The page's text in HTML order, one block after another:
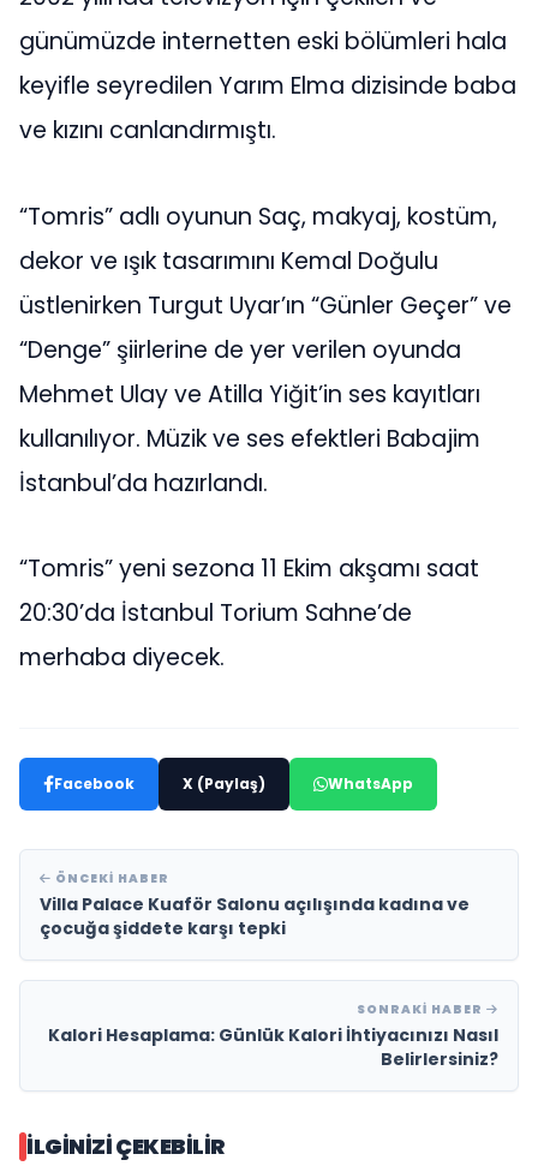
günümüzde internetten eski bölümleri hala
keyifle seyredilen Yarım Elma dizisinde baba
ve kızını canlandırmıştı.
“Tomris” adlı oyunun Saç, makyaj, kostüm,
dekor ve ışık tasarımını Kemal Doğulu
üstlenirken Turgut Uyar’ın “Günler Geçer” ve
“Denge” şiirlerine de yer verilen oyunda
Mehmet Ulay ve Atilla Yiğit’in ses kayıtları
kullanılıyor. Müzik ve ses efektleri Babajim
İstanbul’da hazırlandı.
“Tomris” yeni sezona 11 Ekim akşamı saat
20:30’da İstanbul Torium Sahne’de
merhaba diyecek.
Facebook X (Paylaş) WhatsApp
ÖNCEKI HABER
Villa Palace Kuaför Salonu açılışında kadına ve
çocuğa şiddete karşı tepki
SONRAKI HABER
Kalori Hesaplama: Günlük Kalori İhtiyacınızı Nasıl
Belirlersiniz?
İLGINIZI ÇEKEBILIR